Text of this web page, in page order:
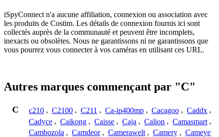
iSpyConnect n'a aucune affiliation, connexion ou association avec
les produits de Costim. Les détails de connexion fournis ici sont
collectés auprès de la communauté et peuvent être incomplets,
inexacts ou obsolètes. Nous ne garantissons ni ne garantissons que
vous pourrez vous connecter à vos caméras en utilisant ces URL.
Autres marques commençant par "C"
C c210 , C2100 , C211 , Ca-ip400mp , Cacagoo , Caddx ,
Cadyce , Caikong , Caisse , Caja , Calion , Camasmart ,
Cambozola , Camdeor , Camerawelt , Camery , Cameye